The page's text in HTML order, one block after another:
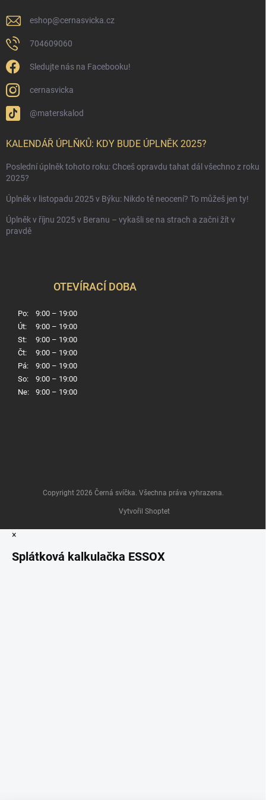
eshop@cernasvicka.cz
704609060
Sledujte nás na Facebooku!
cernasvicka
@materskalod
KALENDÁŘ ÚPLŇKŮ: KDY BUDE ÚPLNĚK 2025?
Poslední úplněk tohoto roku: Chceš opravdu tahat dál všechno z roku
2025?
Úplněk v listopadu 2025 v Býku: Nikdo tě neocení? To můžeš jen ty!
Úplněk v říjnu 2025 v Beranu – vykašli se na strach a začni žít v
pravdě
OTEVÍRACÍ DOBA
Po:
9:00 – 19:00
Út:
9:00 – 19:00
St:
9:00 – 19:00
Čt:
9:00 – 19:00
Pá:
9:00 – 19:00
So:
9:00 – 19:00
Ne:
9:00 – 19:00
Vytvořil Shoptet
Copyright 2026 Černá svíčka . Všechna práva vyhrazena.
×
Splátková kalkulačka ESSOX